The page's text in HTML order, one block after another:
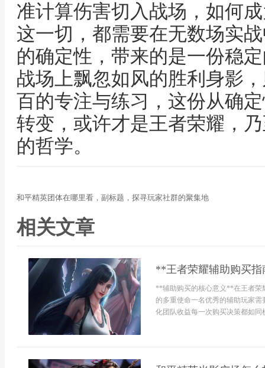
准计算伤害切入战场，如何
这一切，都需要在无数场实
的确定性，带来的是一份稳
战场上飘忽如风的胜利身影
百的专注与练习，这份从确
转变，或许才是王者荣耀，
的哲学。
和平精英团体在哪里看，副标题，探寻玩家社群的聚集地
相关文章
**王者荣耀辅助购买
**辅助购买的核心意义**在王者荣
的多重使命一名优秀的辅助玩家
化团队收益每一次购买决策都如